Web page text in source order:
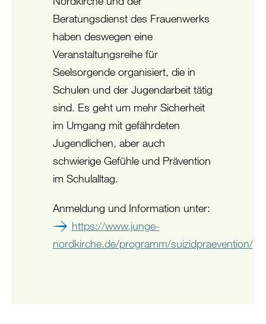
Beratungsdienst des Frauenwerks
haben deswegen eine
Veranstaltungsreihe für
Seelsorgende organisiert, die in
Schulen und der Jugendarbeit tätig
sind. Es geht um mehr Sicherheit
im Umgang mit gefährdeten
Jugendlichen, aber auch
schwierige Gefühle und Prävention
im Schulalltag.
Anmeldung und Information unter:
https://www.junge-
nordkirche.de/programm/suizidpraevention/